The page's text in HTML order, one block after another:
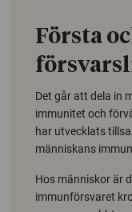
Första
Det går att dela in
immunitet och
har utvecklats
människans
Hos människor är
immunförsvaret